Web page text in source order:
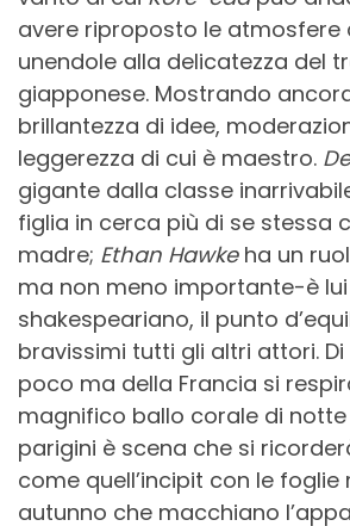
avere riproposto le atmosfere
unendole alla delicatezza del
giapponese. Mostrando
brillantezza di idee,
leggerezza di cui è maestro.
gigante dalla classe
figlia in cerca più di se stessa
madre; Ethan Hawkeha un
ma non meno importante-è
shakespeariano, il punto
bravissimi tutti gli altri attori. Di
poco ma della Francia si
magnifico ballo corale di notte
parigini è scena che si
come quell’incipit con le foglie
autunno che macchiano